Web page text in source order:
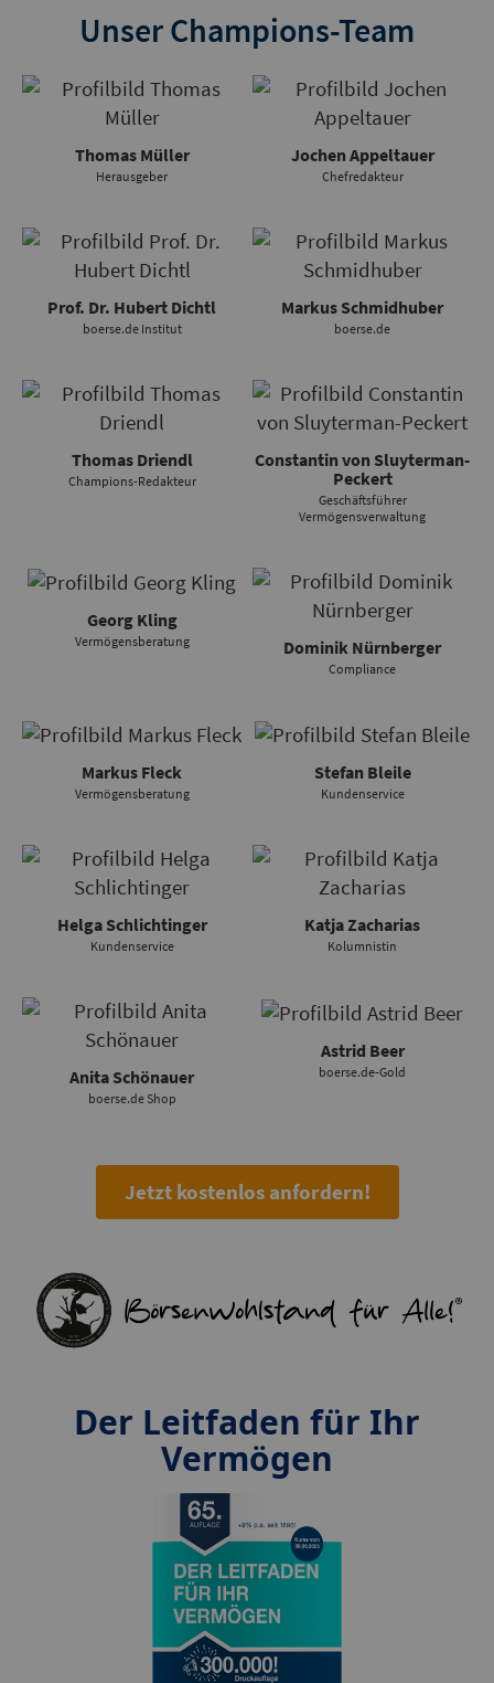
Unser Champions-Team
Thomas Müller
Herausgeber
Jochen Appeltauer
Chefredakteur
Prof. Dr. Hubert Dichtl
boerse.de Institut
Markus Schmidhuber
boerse.de
Thomas Driendl
Champions-Redakteur
Constantin von Sluyterman-
Peckert
Geschäftsführer
Vermögensverwaltung
Georg Kling
Vermögensberatung Dominik Nürnberger
Compliance
Markus Fleck
Vermögensberatung
Stefan Bleile
Kundenservice
Helga Schlichtinger
Kundenservice
Katja Zacharias
Kolumnistin
Anita Schönauer
boerse.de Shop
Astrid Beer
boerse.de-Gold
Jetzt kostenlos anfordern!
Der Leitfaden für Ihr
Vermögen